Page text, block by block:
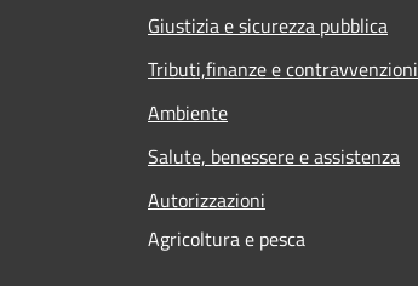
Giustizia e sicurezza pubblica
Tributi,finanze e contravvenzioni
Ambiente
Salute, benessere e assistenza
Autorizzazioni
Agricoltura e pesca